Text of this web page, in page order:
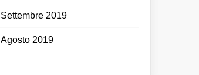
Settembre 2019
Agosto 2019